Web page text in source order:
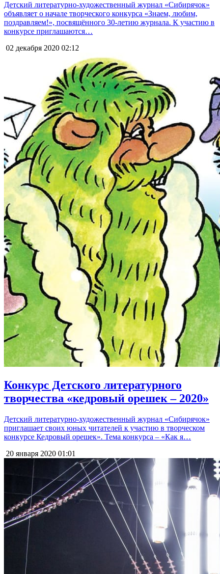
Детский литературно-художественный журнал «Сибирячок»
объявляет о начале творческого конкурса «Знаем, любим,
поздравляем!», посвящённого 30-летию журнала. К участию в
конкурсе приглашаются…
02 декабря 2020 02:12
Конкурс Детского литературного
творчества «кедровый орешек – 2020»
Детский литературно-художественный журнал «Сибирячок»
приглашает своих юных читателей к участию в творческом
конкурсе Кедровый орешек». Тема конкурса – «Как я…
20 января 2020 01:01